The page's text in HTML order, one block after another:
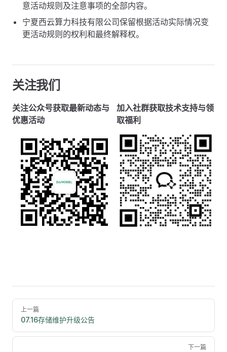
意活动规则及注意事项的全部内容。
宁夏西云算力科技有限公司保留根据活动实际情况变
更活动规则的权利和最终解释权。
关注我们
关注公众号获取最新动态与
优惠活动
加入社群获取技术支持与领
取福利
Pager
上一篇
07.16存储维护升级公告
下一篇